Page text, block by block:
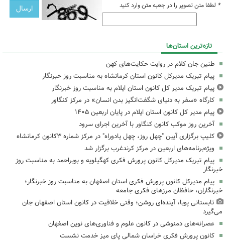
* لطفا متن تصویر را در جعبه متن وارد کنید
تازه‌ترین استان‌ها
طنین جان کلام در روایت حکایت‌های کهن
پیام تبریک مدیرکل کانون استان کرمانشاه به مناسبت روز خبرنگار
پیام تبریک مدیر کل کانون استان ایلام به مناسبت روز خبرنگار
کارگاه «سفر به دنیای شگفت‌انگیز بدن انسان» در مرکز کنگاور
پیام مدیر کل کانون استان ایلام در پایان اربعین ۱۴۰۵
آخرین روز موکب کانون کنگاور با آخرین اجرای سرود
کلیپ برگزاری آیین "چهل روز، چهل یادوراه" در مرکز شماره ۳کانون کرمانشاه
ویژه‌برنامه‌های اربعین در مرکز کرندغرب برگزار شد
پیام تبریک مدیرکل کانون پرورش فکری کهگیلویه و بویراحمد به مناسبت روز
خبرنگار
پیام مدیرکل کانون پرورش فکری استان اصفهان به مناسبت روز خبرنگار؛
خبرنگاران، حافظان مرزهای فکری جامعه
تابستانی پویا، آینده‌ای روشن؛ وقتی خلاقیت در کانون استان اصفهان جان
می‌گیرد
عصرانه‌های دمنوشی در کانون علوم و فناوری‌های نوین اصفهان
کانون پرورش فکری خراسان شمالی پای میز خدمت نشست